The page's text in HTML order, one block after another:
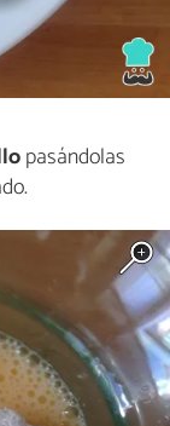
pasándolas